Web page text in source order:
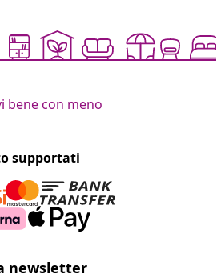
bene con meno
supportati
newsletter